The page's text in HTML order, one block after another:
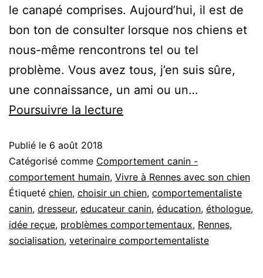
le canapé comprises. Aujourd’hui, il est de
bon ton de consulter lorsque nos chiens et
nous-même rencontrons tel ou tel
problème. Vous avez tous, j’en suis sûre,
une connaissance, un ami ou un…
Poursuivre la lecture
quoi?
Publié le 6 août 2018
Catégorisé comme Comportement canin -
comportement humain, Vivre à Rennes avec son chien
Étiqueté chien, choisir un chien, comportementaliste
canin, dresseur, educateur canin, éducation, éthologue,
idée reçue, problèmes comportementaux, Rennes,
socialisation, veterinaire comportementaliste